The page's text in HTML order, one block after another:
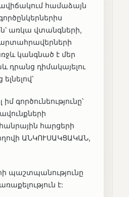
համաձայն
առկա վտանգների,
կանգնած է մեր
դրանց դիմակայելու
գործունեությունը՝
հարցերի
ԱՆԿՈՒՍԱԿՑԱԿԱՆ,
պաշտպանությունը
է: